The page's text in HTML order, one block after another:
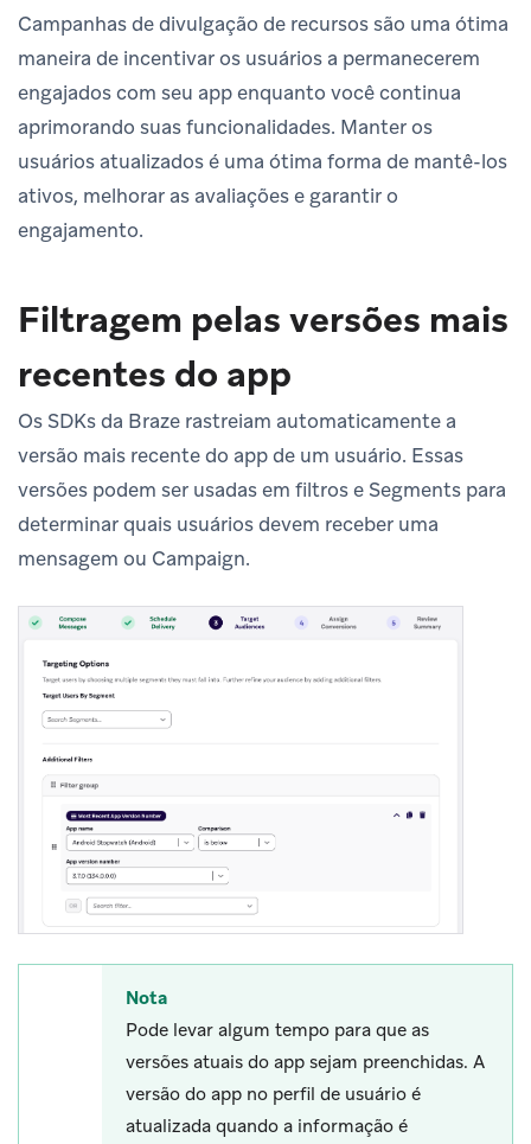
Campanhas de divulgação de recursos são uma ótima
maneira de incentivar os usuários a permanecerem
engajados com seu app enquanto você continua
aprimorando suas funcionalidades. Manter os
usuários atualizados é uma ótima forma de mantê-los
ativos, melhorar as avaliações e garantir o
engajamento.
Filtragem pelas versões mais
recentes do app
Os SDKs da Braze rastreiam automaticamente a
versão mais recente do app de um usuário. Essas
versões podem ser usadas em filtros e Segments para
determinar quais usuários devem receber uma
mensagem ou Campaign.
Nota
Pode levar algum tempo para que as
versões atuais do app sejam preenchidas. A
versão do app no perfil de usuário é
atualizada quando a informação é